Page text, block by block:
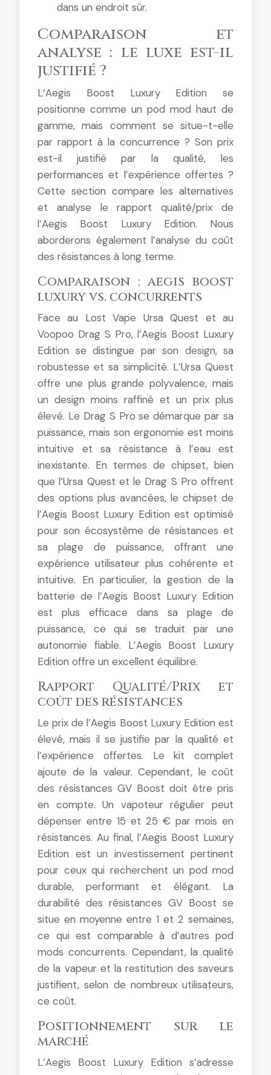
dans un endroit sûr.
Comparaison et
analyse : le luxe est-il
justifié ?
L’Aegis Boost Luxury Edition se
positionne comme un pod mod haut de
gamme, mais comment se situe-t-elle
par rapport à la concurrence ? Son prix
est-il justifié par la qualité, les
performances et l’expérience offertes ?
Cette section compare les alternatives
et analyse le rapport qualité/prix de
l’Aegis Boost Luxury Edition. Nous
aborderons également l’analyse du coût
des résistances à long terme.
Comparaison : aegis boost
luxury vs. concurrents
Face au Lost Vape Ursa Quest et au
Voopoo Drag S Pro, l’Aegis Boost Luxury
Edition se distingue par son design, sa
robustesse et sa simplicité. L’Ursa Quest
offre une plus grande polyvalence, mais
un design moins raffiné et un prix plus
élevé. Le Drag S Pro se démarque par sa
puissance, mais son ergonomie est moins
intuitive et sa résistance à l’eau est
inexistante. En termes de chipset, bien
que l’Ursa Quest et le Drag S Pro offrent
des options plus avancées, le chipset de
l’Aegis Boost Luxury Edition est optimisé
pour son écosystème de résistances et
sa plage de puissance, offrant une
expérience utilisateur plus cohérente et
intuitive. En particulier, la gestion de la
batterie de l’Aegis Boost Luxury Edition
est plus efficace dans sa plage de
puissance, ce qui se traduit par une
autonomie fiable. L’Aegis Boost Luxury
Edition offre un excellent équilibre.
Rapport Qualité/Prix et
coût des résistances
Le prix de l’Aegis Boost Luxury Edition est
élevé, mais il se justifie par la qualité et
l’expérience offertes. Le kit complet
ajoute de la valeur. Cependant, le coût
des résistances GV Boost doit être pris
en compte. Un vapoteur régulier peut
dépenser entre 15 et 25 € par mois en
résistances. Au final, l’Aegis Boost Luxury
Edition est un investissement pertinent
pour ceux qui recherchent un pod mod
durable, performant et élégant. La
durabilité des résistances GV Boost se
situe en moyenne entre 1 et 2 semaines,
ce qui est comparable à d’autres pod
mods concurrents. Cependant, la qualité
de la vapeur et la restitution des saveurs
justifient, selon de nombreux utilisateurs,
ce coût.
Positionnement sur le
marché
L’Aegis Boost Luxury Edition s’adresse